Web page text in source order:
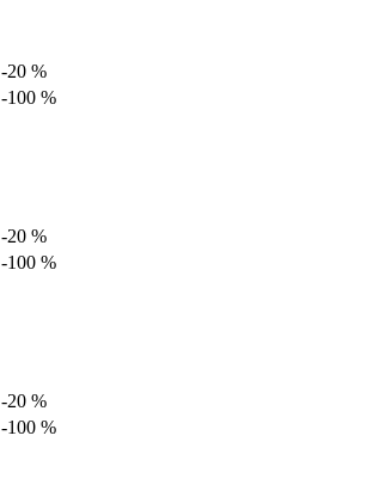
-20 %
-100 %
-20 %
-100 %
-20 %
-100 %